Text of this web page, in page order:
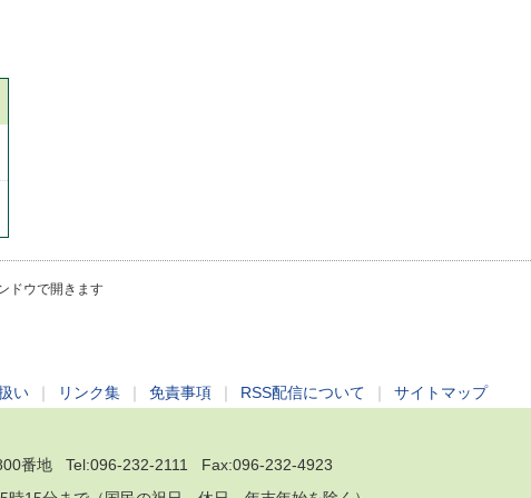
ドウで開きます
い リンク集 免責事項 RSS配信について サイトマップ
番地 Tel:096-232-2111
Fax:096-232-4923